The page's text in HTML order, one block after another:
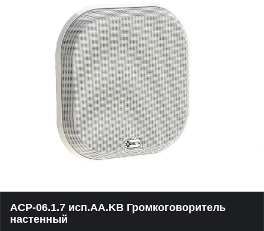
АСР-06.1.7 исп.АА.KB Громкоговоритель
настенный